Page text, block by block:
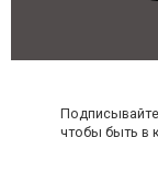
чтобы быть в